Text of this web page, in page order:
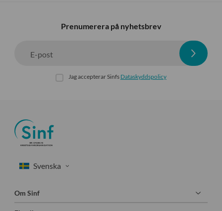
Prenumerera på nyhetsbrev
E-post
Jag accepterar Sinfs Dataskyddspolicy
Om Sinf